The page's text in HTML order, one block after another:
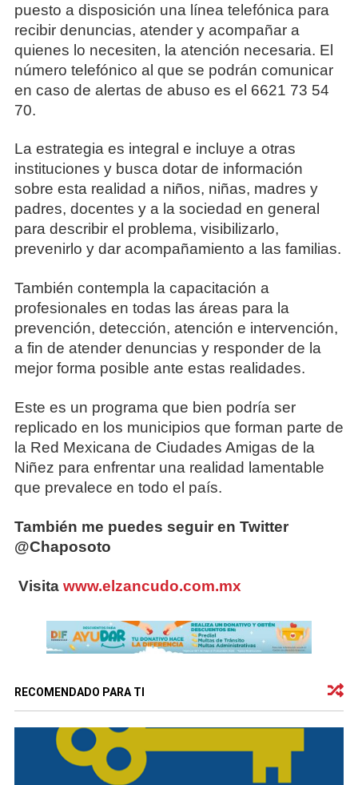
puesto a disposición una línea telefónica para
recibir denuncias, atender y acompañar a
quienes lo necesiten, la atención necesaria. El
número telefónico al que se podrán comunicar
en caso de alertas de abuso es el 6621 73 54
70.
La estrategia es integral e incluye a otras
instituciones y busca dotar de información
sobre esta realidad a niños, niñas, madres y
padres, docentes y a la sociedad en general
para describir el problema, visibilizarlo,
prevenirlo y dar acompañamiento a las familias.
También contempla la capacitación a
profesionales en todas las áreas para la
prevención, detección, atención e intervención,
a fin de atender denuncias y responder de la
mejor forma posible ante estas realidades.
Este es un programa que bien podría ser
replicado en los municipios que forman parte de
la Red Mexicana de Ciudades Amigas de la
Niñez para enfrentar una realidad lamentable
que prevalece en todo el país.
También me puedes seguir en Twitter
@Chaposoto
Visita www.elzancudo.com.mx
RECOMENDADO PARA TI